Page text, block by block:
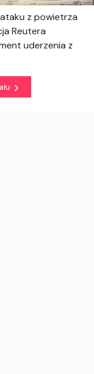
z powietrza
Reutera
uderzenia z